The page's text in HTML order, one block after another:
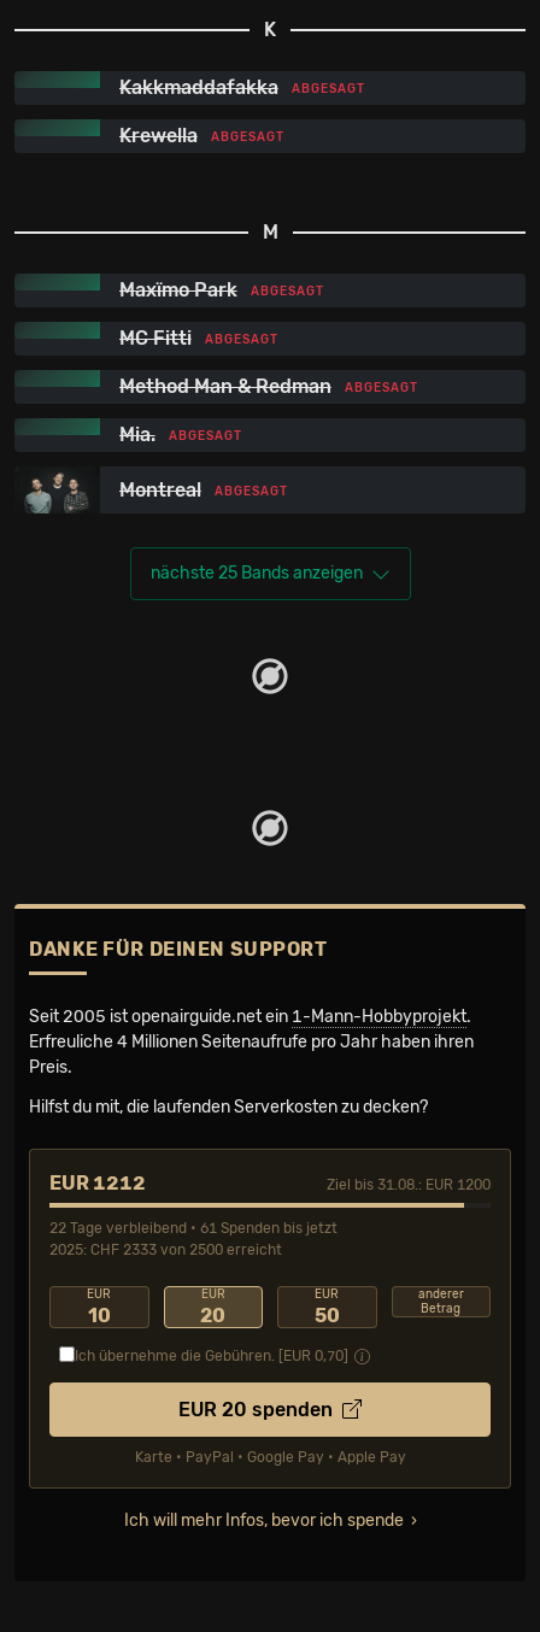
K
Kakkmaddafakka ABGESAGT
Krewella ABGESAGT
M
Maxïmo Park ABGESAGT
MC Fitti ABGESAGT
Method Man & Redman ABGESAGT
Mia. ABGESAGT
Montreal ABGESAGT
nächste 25 Bands anzeigen
DANKE FÜR DEINEN SUPPORT
Seit 2005 ist openairguide.net ein 1-Mann-Hobbyprojekt.
Erfreuliche 4 Millionen Seiten­aufrufe pro Jahr haben ihren
Preis.
Hilfst du mit, die laufenden Serverkosten zu decken?
EUR 1212 Ziel bis 31.08.: EUR 1200
22 Tage verbleibend • 61 Spenden bis jetzt
2025: CHF 2333 von 2500 erreicht
EUR
10
EUR
20
EUR
50
anderer
Betrag
Ich übernehme die Gebühren. [EUR 0,70]
EUR 20 spenden
Karte • PayPal • Google Pay • Apple Pay
Ich will mehr Infos, bevor ich spende